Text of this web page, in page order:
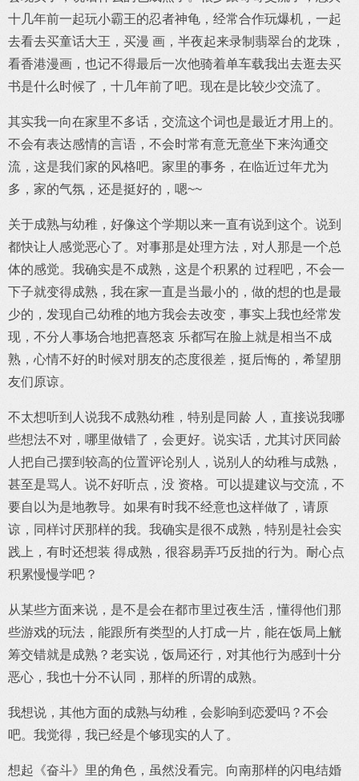
十几年前一起玩小霸王的忍者神龟，经常合作玩爆机，一起
去看去买童话大王，买漫 画，半夜起来录制翡翠台的龙珠，
看香港漫画，也记不得最后一次他骑着单车载我出去逛去买
书是什么时候了，十几年前了吧。现在是比较少交流了。
其实我一向在家里不多话，交流这个词也是最近才用上的。
不会有表达感情的言语，不会时常有意无意坐下来沟通交
流，这是我们家的风格吧。家里的事务，在临近过年尤为
多，家的气氛，还是挺好的，嗯~~
关于成熟与幼稚，好像这个学期以来一直有说到这个。说到
都快让人感觉恶心了。对事那是处理方法，对人那是一个总
体的感觉。我确实是不成熟，这是个积累的 过程吧，不会一
下子就变得成熟，我在家一直是当最小的，做的想的也是最
少的，发现自己幼稚的地方我会去改变，事实上我也经常发
现，不分人事场合地把喜怒哀 乐都写在脸上就是相当不成
熟，心情不好的时候对朋友的态度很差，挺后悔的，希望朋
友们原谅。
不太想听到人说我不成熟幼稚，特别是同龄 人，直接说我哪
些想法不对，哪里做错了，会更好。说实话，尤其讨厌同龄
人把自己摆到较高的位置评论别人，说别人的幼稚与成熟，
甚至是骂人。说不好听点，没 资格。可以提建议与交流，不
要自以为是地教导。如果有时我不经意也这样做了，请原
谅，同样讨厌那样的我。我确实是很不成熟，特别是社会实
践上，有时还想装 得成熟，很容易弄巧反拙的行为。耐心点
积累慢慢学吧？
从某些方面来说，是不是会在都市里过夜生活，懂得他们那
些游戏的玩法，能跟所有类型的人打成一片，能在饭局上觥
筹交错就是成熟？老实说，饭局还行，对其他行为感到十分
恶心，我也十分不认同，那样的所谓的成熟。
我想说，其他方面的成熟与幼稚，会影响到恋爱吗？不会
吧。我觉得，我已经是个够现实的人了。
想起《奋斗》里的角色，虽然没看完。向南那样的闪电结婚